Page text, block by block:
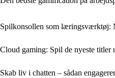
Spilkonsollen som læringsværktøj:
Cloud gaming: Spil de nyeste titler
Skab liv i chatten – sådan